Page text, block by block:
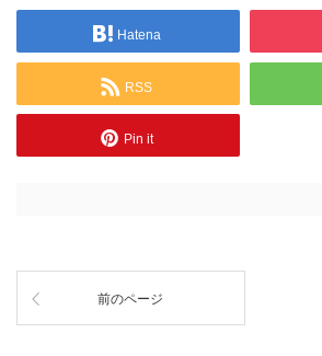
Hatena
RSS
Pin it
前のページ